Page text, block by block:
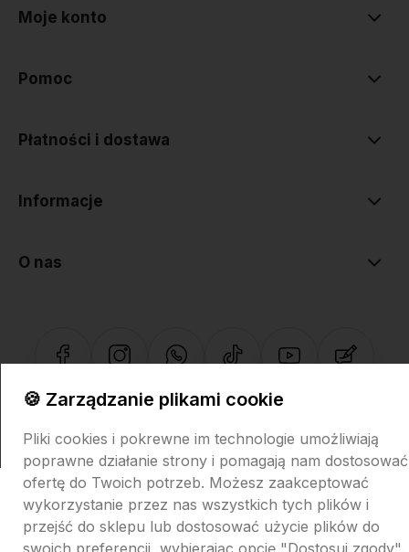
Moje konto
Pomoc
Płatności i dostawa
Informacje
O nas
Sklep internetowy Shoper.pl Szablon Shoper Modern 3.0™
🍪 Zarządzanie plikami cookie
Pliki cookies i pokrewne im technologie umożliwiają
poprawne działanie strony i pomagają nam dostosować
ofertę do Twoich potrzeb. Możesz zaakceptować
wykorzystanie przez nas wszystkich tych plików i
przejść do sklepu lub dostosować użycie plików do
swoich preferencji, wybierając opcję "Dostosuj zgody".